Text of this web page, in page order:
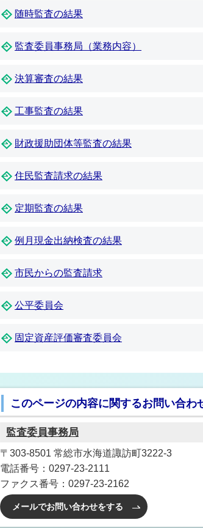
随時監査の結果
監査委員事務局（業務内容）
決算審査の結果
工事監査の結果
財政援助団体等監査の結果
住民監査請求の結果
定期監査の結果
例月現金出納検査の結果
市民からの監査請求
公平委員会
固定資産評価審査委員会
このページの内容に関するお問い合わ
監査委員事務局
〒303-8501 常総市水海道諏訪町3222-3
電話番号：0297-23-2111
ファクス番号：0297-23-2162
メールでお問い合わせをする